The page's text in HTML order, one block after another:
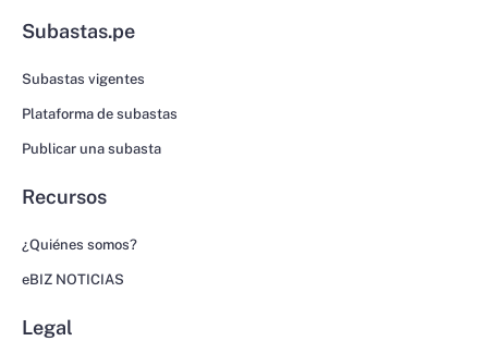
Subastas.pe
Subastas vigentes
Plataforma de subastas
Publicar una subasta
Recursos
¿Quiénes somos?
eBIZ NOTICIAS
Legal